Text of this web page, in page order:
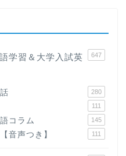
学習＆大学入試英
647
280
111
コラム 145
音声つき】 111